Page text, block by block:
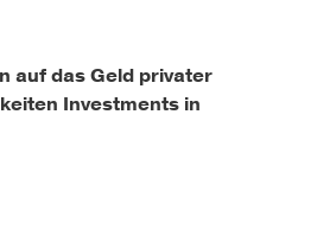
auf das Geld privater
Investments in